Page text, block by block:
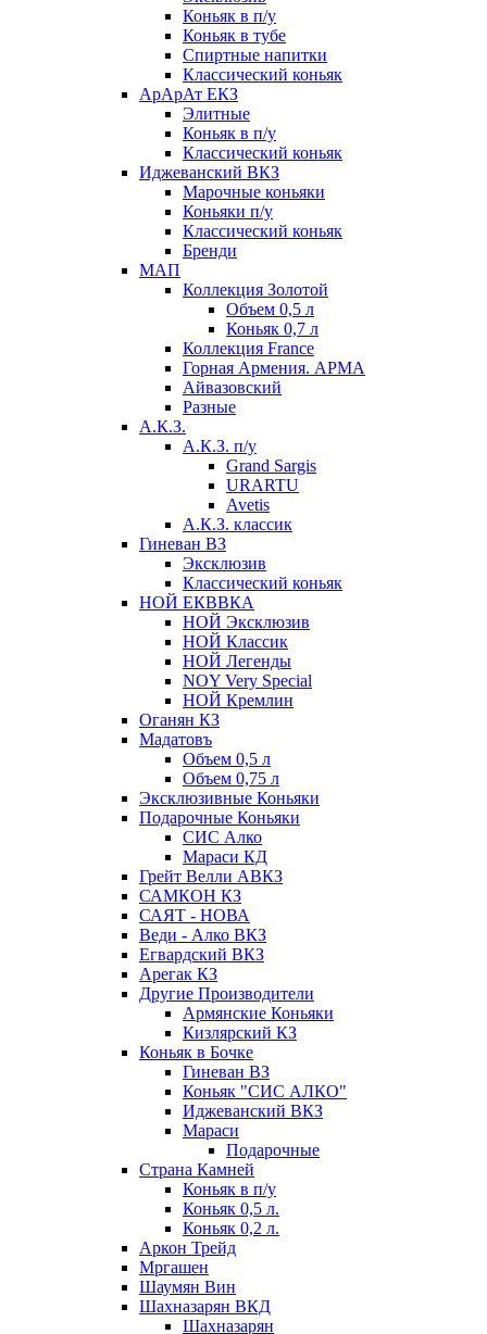
Коньяк в п/у
Коньяк в тубе
Спиртные напитки
Классический коньяк
АрАрАт ЕКЗ
Элитные
Коньяк в п/у
Классический коньяк
Иджеванский ВКЗ
Марочные коньяки
Коньяки п/у
Классический коньяк
Бренди
МАП
Коллекция Золотой
Объем 0,5 л
Коньяк 0,7 л
Коллекция France
Горная Армения. АРМА
Айвазовский
Разные
А.К.З.
А.К.З. п/у
Grand Sargis
URARTU
Avetis
А.К.З. классик
Гиневан ВЗ
Эксклюзив
Классический коньяк
НОЙ ЕКВВКА
НОЙ Эксклюзив
НОЙ Классик
НОЙ Легенды
NOY Very Speсial
НОЙ Кремлин
Оганян КЗ
Мадатовъ
Объем 0,5 л
Объем 0,75 л
Эксклюзивные Коньяки
Подарочные Коньяки
СИС Алко
Мараси КД
Грейт Велли АВКЗ
САМКОН КЗ
САЯТ - НОВА
Веди - Алко ВКЗ
Егвардский ВКЗ
Арегак КЗ
Другие Производители
Армянские Коньяки
Кизлярский КЗ
Коньяк в Бочке
Гиневан ВЗ
Коньяк "СИС АЛКО"
Иджеванский ВКЗ
Мараси
Подарочные
Страна Камней
Коньяк в п/у
Коньяк 0,5 л.
Коньяк 0,2 л.
Аркон Трейд
Мргашен
Шаумян Вин
Шахназарян ВКД
Шахназарян